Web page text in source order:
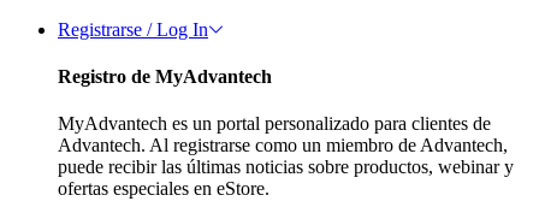
Registrarse / Log In
Registro de MyAdvantech
MyAdvantech es un portal personalizado para clientes de
Advantech. Al registrarse como un miembro de Advantech,
puede recibir las últimas noticias sobre productos, webinar y
ofertas especiales en eStore.